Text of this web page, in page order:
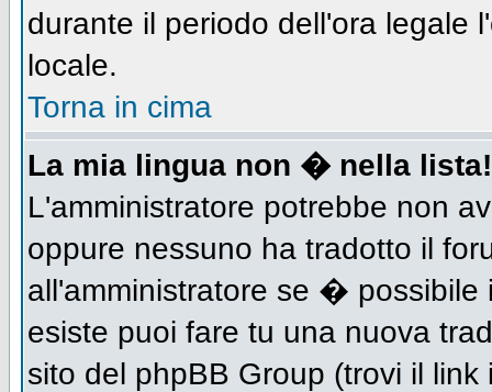
durante il periodo dell'ora legale
locale.
Torna in cima
La mia lingua non � nella lista!
L'amministratore potrebbe non
oppure nessuno ha tradotto il
all'amministratore se � possibile
esiste puoi fare tu una nuova
sito del phpBB Group (trovi il